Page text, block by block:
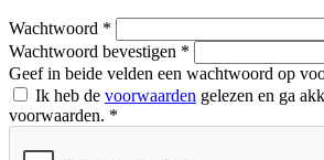
Wachtwoord *
Wachtwoord bevestigen *
Geef in beide velden een wachtwoord op
Ik heb de voorwaarden gelezen en ga
voorwaarden. *